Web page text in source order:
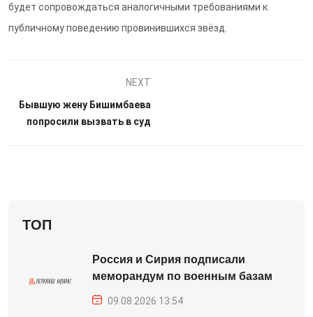
будет сопровождаться аналогичными требованиями к
публичному поведению провинившихся звёзд.
NEXT
Бывшую жену Бишимбаева
попросили вызвать в суд
ТОП
Россия и Сирия подписали
меморандум по военным базам
09.08.2026 13:54